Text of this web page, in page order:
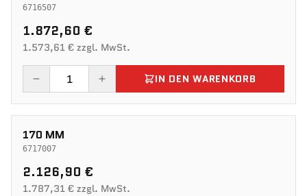
6716507
1.872,60 €
1.573,61 € zzgl. MwSt.
IN DEN WARENKORB
170 MM
6717007
2.126,90 €
1.787,31 € zzgl. MwSt.